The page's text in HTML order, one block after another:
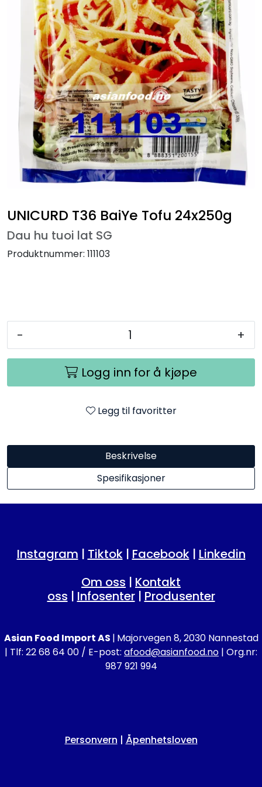
UNICURD T36 BaiYe Tofu 24x250g
Dau hu tuoi lat SG
Produktnummer: 111103
- +
Logg inn for å kjøpe
Legg til favoritter
Beskrivelse
Spesifikasjoner
Instagram | Tiktok| Facebook| Linkedin
Om oss | Kontakt
oss | Infosenter| Produsenter
Asian Food Import AS | Majorvegen 8, 2030 Nannestad
| Tlf: 22 68 64 00 / E-post: afood@asianfood.no | Org.nr:
987 921 994
Personvern | Åpenhetsloven